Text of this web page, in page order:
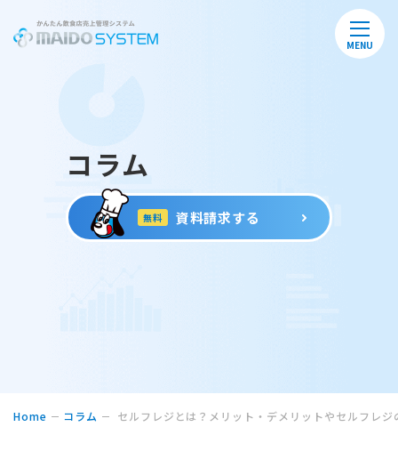
MENU
コラム
無料 資料請求する
Home コラム セルフレジとは？メリット・デメリットやセルフレジ